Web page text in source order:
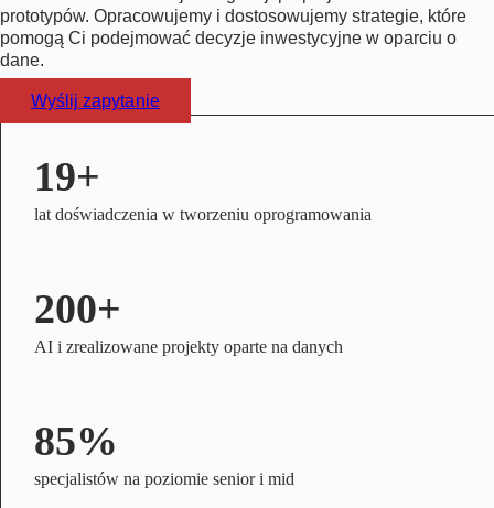
prototypów. Opracowujemy i dostosowujemy strategie, które
pomogą Ci podejmować decyzje inwestycyjne w oparciu o
dane.
Wyślij zapytanie
19+
lat doświadczenia w tworzeniu oprogramowania
200+
AI i zrealizowane projekty oparte na danych
85%
specjalistów na poziomie senior i mid